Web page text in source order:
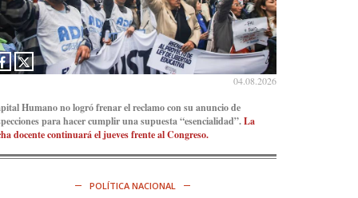
Ver en X
Consenso Patagónico
@consensopatagon
5d
con Irán al petróleohttps://t.co/IInL9uYZvh
t.co/ytaelKSfHm
Consenso Patagónico
04.08.2026
Humano no logró frenar el reclamo con su anuncio de
para hacer cumplir una supuesta “esencialidad”.La
docente continuará el jueves frente al Congreso.
POLÍTICA NACIONAL